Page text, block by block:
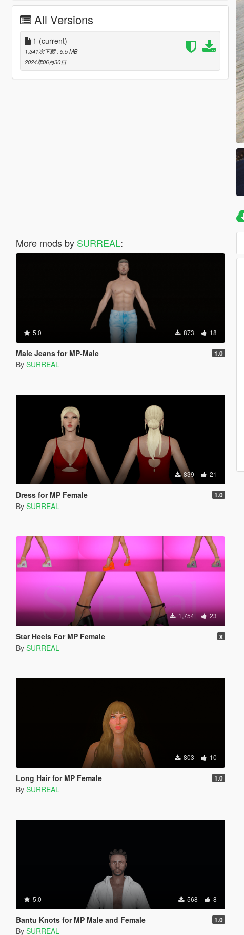
All Versions
1 (current)
1,341次下载 , 5.5 MB
2024年06月30日
More mods by SURREAL:
5.0 873 18
Male Jeans for MP-Male 1.0
By SURREAL
839 21
Dress for MP Female 1.0
By SURREAL
1,754 23
Star Heels For MP Female x
By SURREAL
803 10
Long Hair for MP Female 1.0
By SURREAL
5.0 568 8
Bantu Knots for MP Male and Female 1.0
By SURREAL